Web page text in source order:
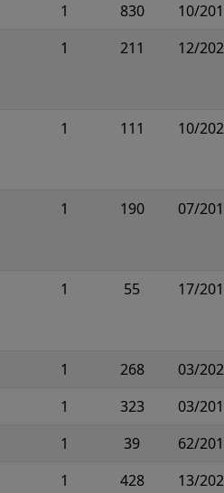
1 830
10/
1 211 12/
1 111 10/
1 190 07/
1 55 17/
1 268
03/
1 323
03/
1 39
62/
1 428
13/